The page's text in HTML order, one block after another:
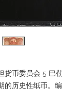
货币委员会 5 巴
的历史性纸币。